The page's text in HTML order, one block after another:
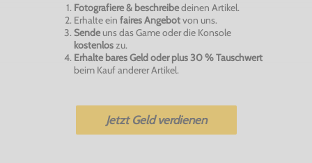
Fotografiere & beschreibedeinen Artikel.
Erhalte ein faires Angebotvon uns.
Sendeuns das Game oder die Konsole
kostenloszu.
Erhalte bares Geld oder plus 30 % Tauschwert
beim Kauf anderer Artikel.
Jetzt Geld verdienen